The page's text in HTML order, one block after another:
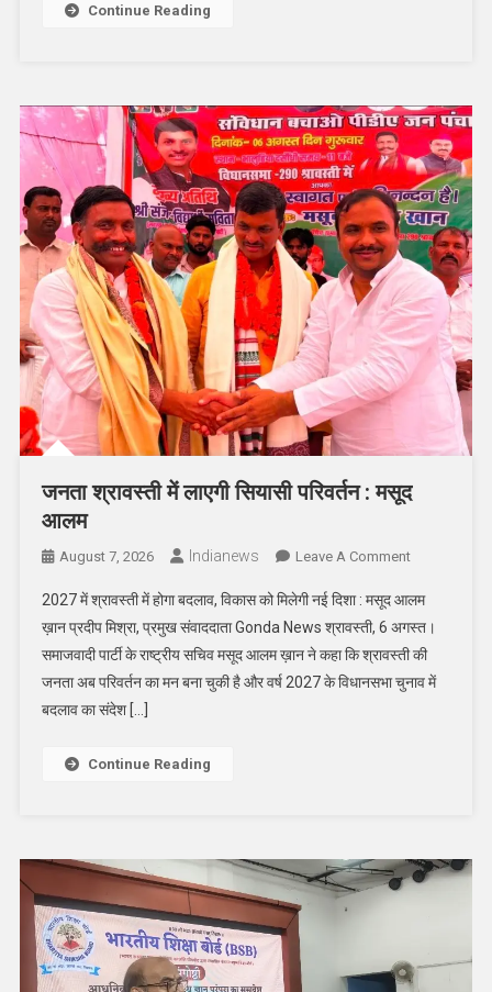
Continue Reading
जनता श्रावस्ती में लाएगी सियासी परिवर्तन : मसूद
आलम
August 7, 2026 Indianews Leave A CommentOn
श्रावस्ती
में
लाएगी
सियासी
2027 में श्रावस्ती में होगा बदलाव, विकास को मिलेगी नई दिशा : मसूद आलम
ख़ान प्रदीप मिश्रा, प्रमुख संवाददाता Gonda News श्रावस्ती, 6 अगस्त।
समाजवादी पार्टी के राष्ट्रीय सचिव मसूद आलम ख़ान ने कहा कि श्रावस्ती की
जनता अब परिवर्तन का मन बना चुकी है और वर्ष 2027 के विधानसभा चुनाव में
बदलाव का संदेश […]
Continue Reading